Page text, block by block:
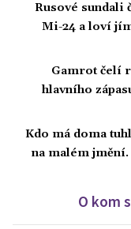
Rusové sundali
Mi-24 a loví
Gamrot čelí
hlavního
Kdo má doma
na malém jmění.
O kom